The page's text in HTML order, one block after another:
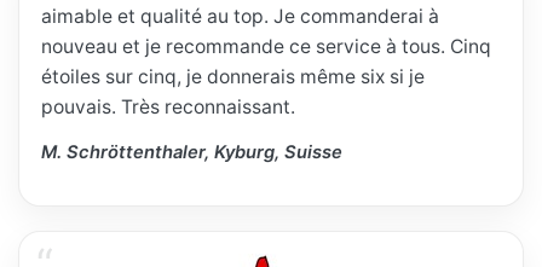
aimable et qualité au top. Je commanderai à
nouveau et je recommande ce service à tous. Cinq
étoiles sur cinq, je donnerais même six si je
pouvais. Très reconnaissant.
M. Schröttenthaler, Kyburg, Suisse